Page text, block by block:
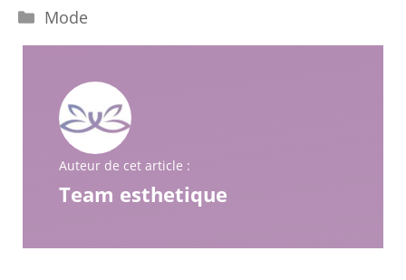
Catégories
Mode
Auteur de cet article :
Team esthetique